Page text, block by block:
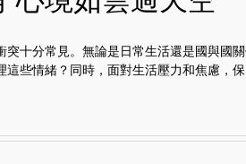
十分常見。無論是日常生活還是國與國
些情緒？同時，面對生活壓力和焦慮，保